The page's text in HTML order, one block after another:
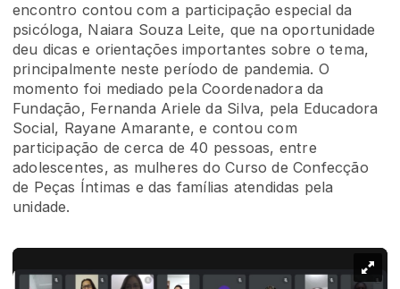
encontro contou com a participação especial da
psicóloga, Naiara Souza Leite, que na oportunidade
deu dicas e orientações importantes sobre o tema,
principalmente neste período de pandemia. O
momento foi mediado pela Coordenadora da
Fundação, Fernanda Ariele da Silva, pela Educadora
Social, Rayane Amarante, e contou com
participação de cerca de 40 pessoas, entre
adolescentes, as mulheres do Curso de Confecção
de Peças Íntimas e das famílias atendidas pela
unidade.